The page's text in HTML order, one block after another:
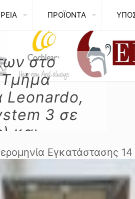
ΠΡΟΪΟΝΤΑ
στο
Leonardo,
3 σε
και
PNOEΕγκατάστασης